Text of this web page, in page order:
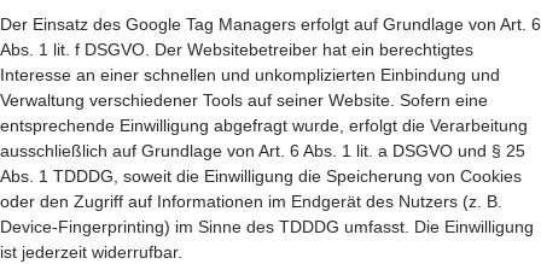
Der Einsatz des Google Tag Managers erfolgt auf Grundlage von Art. 6
Abs. 1 lit. f DSGVO. Der Websitebetreiber hat ein berechtigtes
Interesse an einer schnellen und unkomplizierten Einbindung und
Verwaltung verschiedener Tools auf seiner Website. Sofern eine
entsprechende Einwilligung abgefragt wurde, erfolgt die Verarbeitung
ausschließlich auf Grundlage von Art. 6 Abs. 1 lit. a DSGVO und § 25
Abs. 1 TDDDG, soweit die Einwilligung die Speicherung von Cookies
oder den Zugriff auf Informationen im Endgerät des Nutzers (z. B.
Device-Fingerprinting) im Sinne des TDDDG umfasst. Die Einwilligung
ist jederzeit widerrufbar.